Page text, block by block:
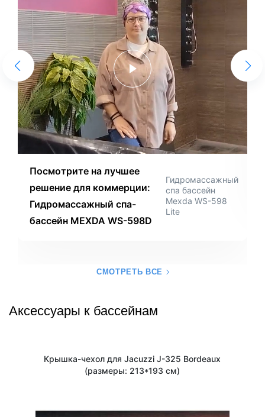
Посмотрите на лучшее
решение для коммерции:
Гидромассажный спа-
бассейн MEXDA WS-598D
Гидромассажный
спа бассейн
Mexda WS-598
Lite
СМОТРЕТЬ ВСЕ
Аксессуары к бассейнам
Крышка-чехол для Jacuzzi J-325 Bordeaux
(размеры: 213*193 см)